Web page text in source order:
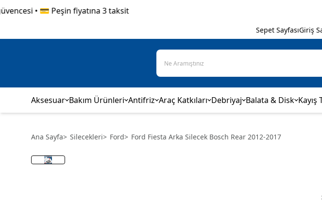
• 💳 Peşin fiyatına 3 taksit
Sepet SayfasıGiriş
Aksesuar Bakım Ürünleri Antifriz Araç Katkıları Debriyaj Balata & Disk Kayış
Ana Sayfa> Silecekleri> Ford> Ford Fiesta Arka Silecek Bosch Rear 2012-2017